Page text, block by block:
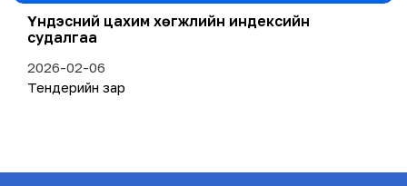
Үндэсний цахим хөгжлийн индексийн
судалгаа
2026-02-06
Тендерийн зар